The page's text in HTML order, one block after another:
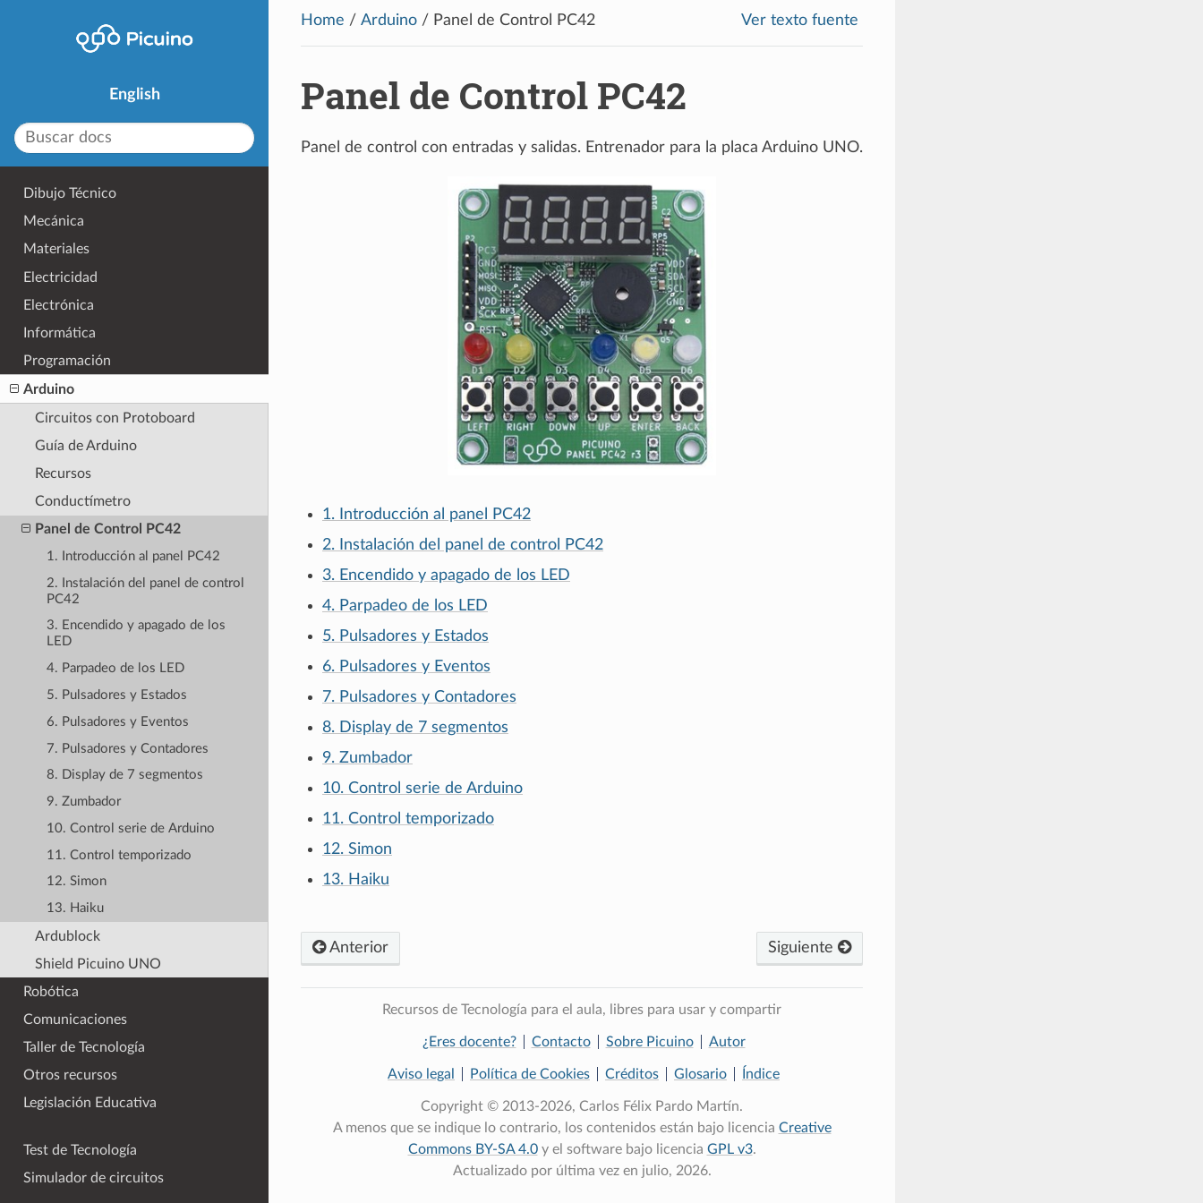
Home / Arduino / Panel de Control PC42 Ver texto fuente
Panel de Control PC42
Panel de control con entradas y salidas. Entrenador para la placa Arduino UNO.
1. Introducción al panel PC42
2. Instalación del panel de control PC42
3. Encendido y apagado de los LED
4. Parpadeo de los LED
5. Pulsadores y Estados
6. Pulsadores y Eventos
7. Pulsadores y Contadores
8. Display de 7 segmentos
9. Zumbador
10. Control serie de Arduino
11. Control temporizado
12. Simon
13. Haiku
Siguiente
Anterior
Recursos de Tecnología para el aula, libres para usar y compartir
¿Eres docente? Contacto Sobre Picuino Autor
Aviso legal Política de Cookies Créditos Glosario Índice
Copyright © 2013-2026, Carlos Félix Pardo Martín.
A menos que se indique lo contrario, los contenidos están bajo licencia Creative
Commons BY-SA 4.0y el software bajo licencia GPL v3.
Actualizado por última vez en julio, 2026.
English
Dibujo Técnico
Mecánica
Materiales
Electricidad
Electrónica
Informática
Programación
Arduino
Circuitos con Protoboard
Guía de Arduino
Recursos
Conductímetro
Panel de Control PC42
1. Introducción al panel PC42
2. Instalación del panel de control
PC42
3. Encendido y apagado de los
LED
4. Parpadeo de los LED
5. Pulsadores y Estados
6. Pulsadores y Eventos
7. Pulsadores y Contadores
8. Display de 7 segmentos
9. Zumbador
10. Control serie de Arduino
11. Control temporizado
12. Simon
13. Haiku
Ardublock
Shield Picuino UNO
Robótica
Comunicaciones
Taller de Tecnología
Otros recursos
Legislación Educativa
Test de Tecnología
Simulador de circuitos